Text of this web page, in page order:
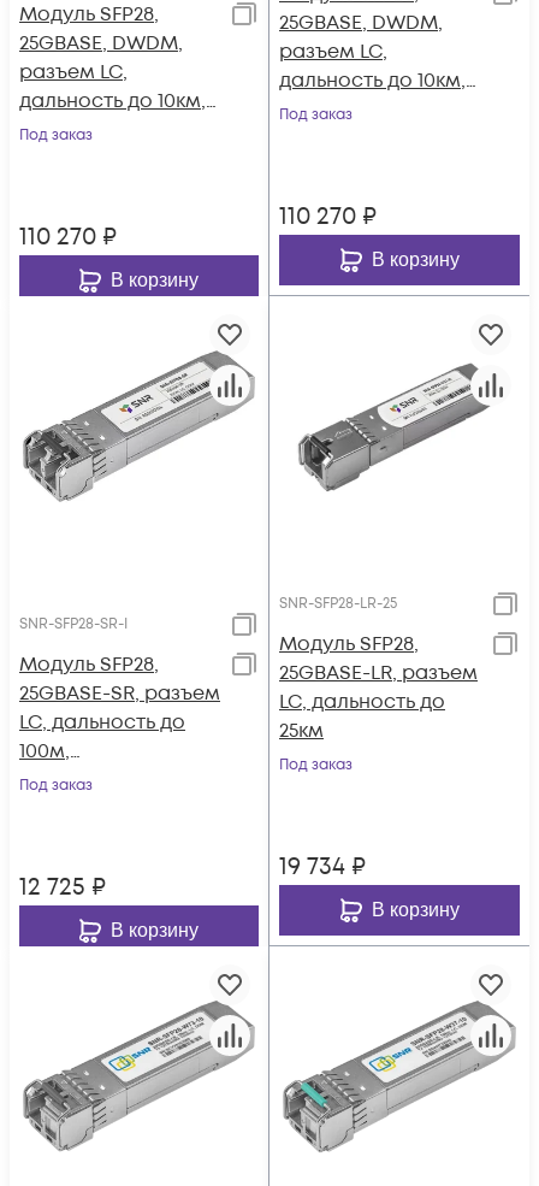
Модуль SFP28,
25GBASE, DWDM,
разъем LC,
дальность до 10км,
1548.51нм
Под заказ
110 270 ₽
В корзину
25GBASE, DWDM,
разъем LC,
дальность до 10км,
1547.72нм
Под заказ
110 270 ₽
В корзину
SNR-SFP28-SR-I
Модуль SFP28,
25GBASE-SR, разъем
LC, дальность до
100м,
индустриальный
Под заказ
12 725 ₽
В корзину
SNR-SFP28-LR-25
Модуль SFP28,
25GBASE-LR, разъем
LC, дальность до
25км
Под заказ
19 734 ₽
В корзину